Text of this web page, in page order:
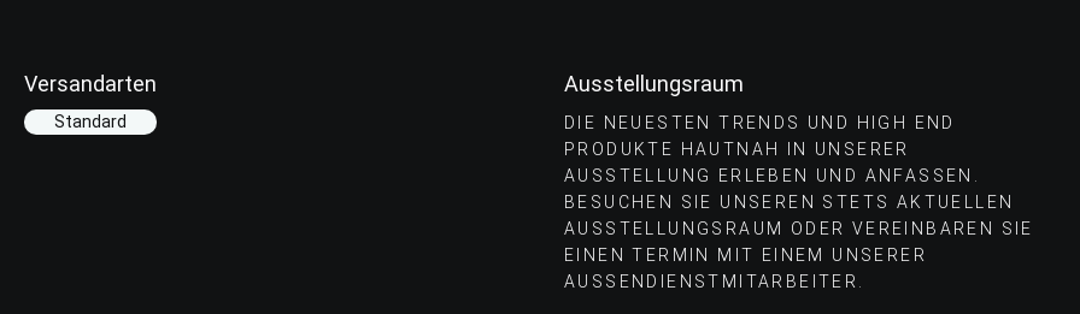
Versandarten
Standard
Ausstellungsraum
DIE NEUESTEN TRENDS UND HIGH END
PRODUKTE HAUTNAH IN UNSERER
AUSSTELLUNG ERLEBEN UND ANFASSEN.
BESUCHEN SIE UNSEREN STETS AKTUELLEN
AUSSTELLUNGSRAUM ODER VEREINBAREN SIE
EINEN TERMIN MIT EINEM UNSERER
AUSSENDIENSTMITARBEITER.